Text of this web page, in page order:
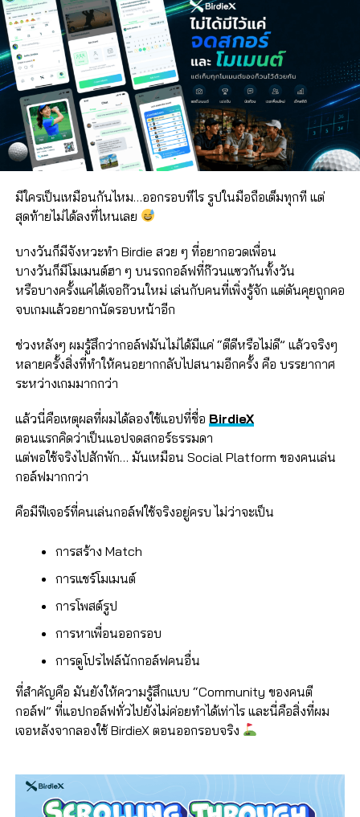
มีใครเป็นเหมือนกันไหม…ออกรอบทีไร รูปในมือถือเต็มทุกที แต่
สุดท้ายไม่ได้ลงที่ไหนเลย
บางวันก็มีจังหวะทำ Birdie สวย ๆ ที่อยากอวดเพื่อน
บางวันก็มีโมเมนต์ฮา ๆ บนรถกอล์ฟที่ก๊วนแซวกันทั้งวัน
หรือบางครั้งแค่ได้เจอก๊วนใหม่ เล่นกับคนที่เพิ่งรู้จัก แต่ดันคุยถูกคอ
จบเกมแล้วอยากนัดรอบหน้าอีก
ช่วงหลังๆ ผมรู้สึกว่ากอล์ฟมันไม่ได้มีแค่ “ตีดีหรือไม่ดี” แล้วจริงๆ
หลายครั้งสิ่งที่ทำให้คนอยากกลับไปสนามอีกครั้ง คือ บรรยากาศ
ระหว่างเกมมากกว่า
แล้วนี่คือเหตุผลที่ผมได้ลองใช้แอปที่ชื่อ BirdieX
ตอนแรกคิดว่าเป็นแอปจดสกอร์ธรรมดา
แต่พอใช้จริงไปสักพัก… มันเหมือน Social Platform ของคนเล่น
กอล์ฟมากกว่า
คือมีฟีเจอร์ที่คนเล่นกอล์ฟใช้จริงอยู่ครบ ไม่ว่าจะเป็น
การสร้าง Match
การแชร์โมเมนต์
การโพสต์รูป
การหาเพื่อนออกรอบ
การดูโปรไฟล์นักกอล์ฟคนอื่น
ที่สำคัญคือ มันยังให้ความรู้สึกแบบ “Community ของคนตี
กอล์ฟ” ที่แอปกอล์ฟทั่วไปยังไม่ค่อยทำได้เท่าไร และนี่คือสิ่งที่ผม
เจอหลังจากลองใช้ BirdieX ตอนออกรอบจริง